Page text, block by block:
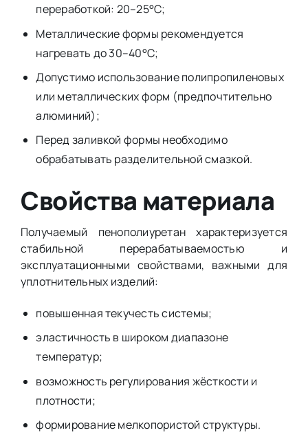
переработкой: 20–25°C;
Металлические формы рекомендуется
нагревать до 30–40°C;
Допустимо использование полипропиленовых
или металлических форм (предпочтительно
алюминий);
Перед заливкой формы необходимо
обрабатывать разделительной смазкой.
Свойства материала
Получаемый пенополиуретан характеризуется
стабильной перерабатываемостью и
эксплуатационными свойствами, важными для
уплотнительных изделий:
повышенная текучесть системы;
эластичность в широком диапазоне
температур;
возможность регулирования жёсткости и
плотности;
формирование мелкопористой структуры.